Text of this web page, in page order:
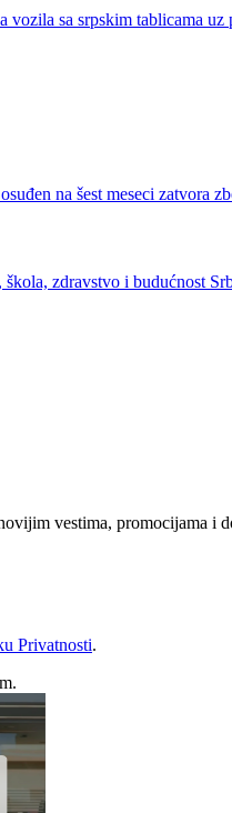
vozila sa srpskim tablicama uz
na šest meseci zatvora
zdravstvo i budućnost
vestima, promocijama i
Privatnosti.